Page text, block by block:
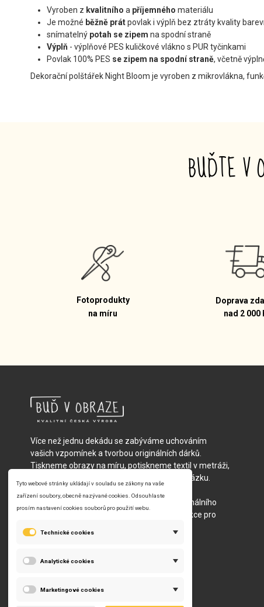
Vyroben z kvalitního a příjemného materiálu
Je možné běžně prátpovlak i výplň bez ztráty kvality
snímatelný potah se zipem na spodní straně
Výplň - výplňové PES kuličkové vlákno s PUR tyčinkami
Povlak 100% PES se zipem na spodní straně, včetně
Dekorační polštářek Night Bloom je vyroben z mikrovlákna,
BUĎTE V
Fotoprodukty
na míru
Doprava
nad 2 000
Více než jednu dekádu se zabýváme uchováním
vašich vzpomínek a tvorbou originálních dárků.
Tiskneme obrazy na míru, potiskneme textil v metráži,
vyrobíme fotopolštáře nebo batůžky na zakázku.
předpřipravených motivů – od jednoho originálního
kousku přímo pro vás, po celé reklamní kolekce pro
velké společnosti.